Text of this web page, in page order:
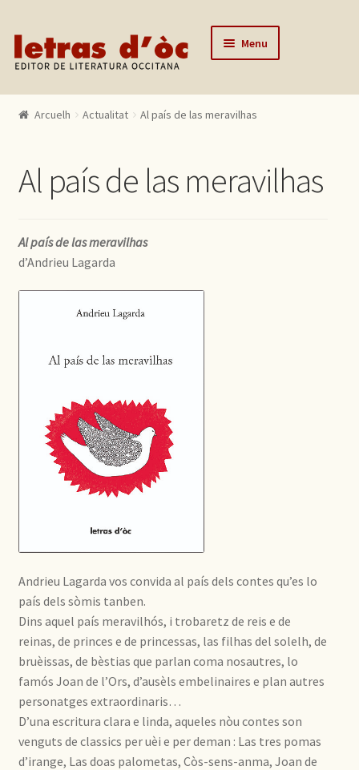
Skip to navigation
Skip to content Menu
Catalògue
Actualitats
Contactar
Mon compte
Arcuelh Actualitat Al país de las meravilhas
Al país de las meravilhas
Al país de las meravilhas
d’Andrieu Lagarda
Andrieu Lagarda vos convida al país dels contes qu’es lo
país dels sòmis tanben.
Dins aquel país meravilhós, i trobaretz de reis e de
reinas, de princes e de princessas, las filhas del solelh, de
bruèissas, de bèstias que parlan coma nosautres, lo
famós Joan de l’Ors, d’ausèls embelinaires e plan autres
personatges extraordinaris…
D’una escritura clara e linda, aqueles nòu contes son
venguts de classics per uèi e per deman : Las tres pomas
d’irange, Las doas palometas, Còs-sens-anma, Joan de